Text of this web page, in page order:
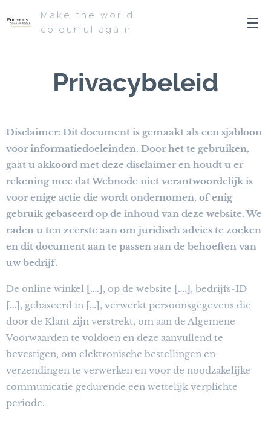
Make the world
colourful again
Privacybeleid
Disclaimer: Dit document is gemaakt als een sjabloon
voor informatiedoeleinden. Door het te gebruiken,
gaat u akkoord met deze disclaimer en houdt u er
rekening mee dat Webnode niet verantwoordelijk is
voor enige actie die wordt ondernomen, of enig
gebruik gebaseerd op de inhoud van deze website. We
raden u ten zeerste aan om juridisch advies te zoeken
en dit document aan te passen aan de behoeften van
uw bedrijf.
De online winkel [….], op de website [….], bedrijfs-ID
[…], gebaseerd in […], verwerkt persoonsgegevens die
door de Klant zijn verstrekt, om aan de Algemene
Voorwaarden te voldoen en deze aanvullend te
bevestigen, om elektronische bestellingen en
verzendingen te verwerken en voor de noodzakelijke
communicatie gedurende een wettelijk verplichte
periode.